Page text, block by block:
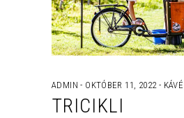
ADMIN OKTÓBER 11, 2022 KÁVÉ
TRICIKLI